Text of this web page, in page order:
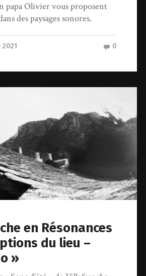
papa Olivier vous proposent
des paysages sonores.
0
en Résonances
du lieu –
»